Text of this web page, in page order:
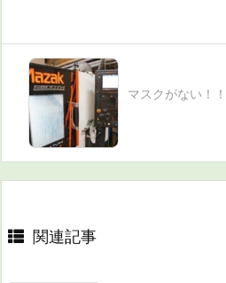
マスクがない！！
関連記事